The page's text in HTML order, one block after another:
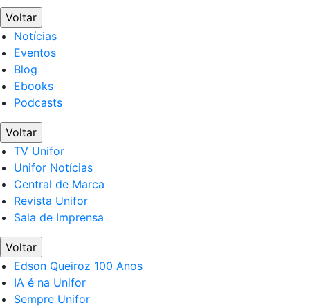
Voltar
Notícias
Eventos
Blog
Ebooks
Podcasts
Voltar
TV Unifor
Unifor Notícias
Central de Marca
Revista Unifor
Sala de Imprensa
Voltar
Edson Queiroz 100 Anos
IA é na Unifor
Sempre Unifor